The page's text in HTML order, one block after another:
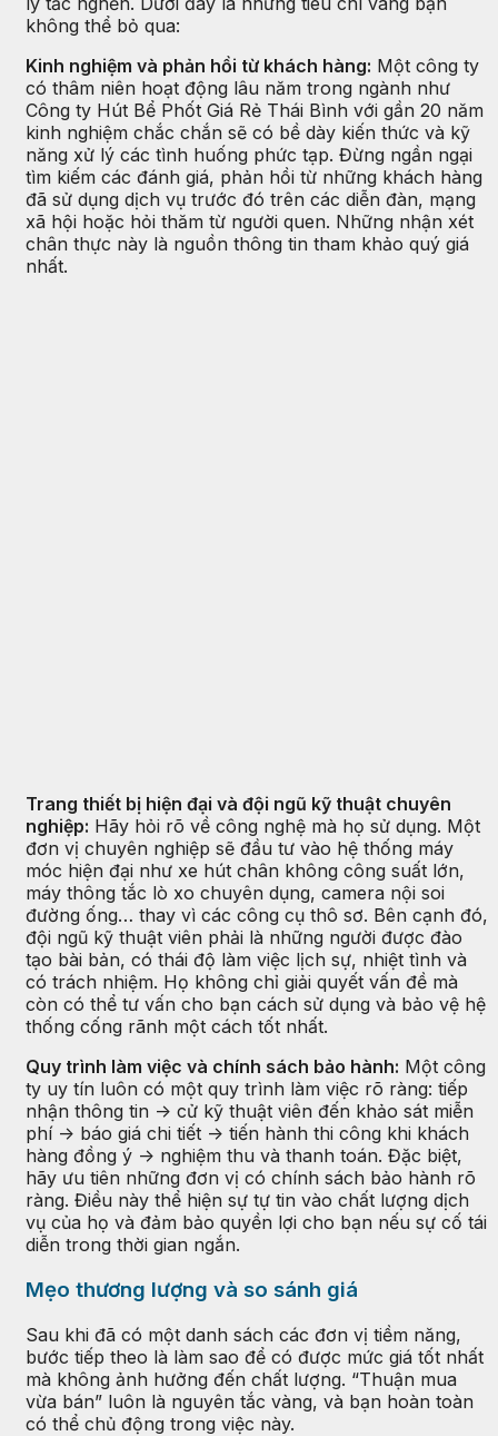
không thể bỏ qua:
Kinh nghiệm và phản hồi từ khách hàng: Một công ty
có thâm niên hoạt động lâu năm trong ngành như
Công ty Hút Bể Phốt Giá Rẻ Thái Bình với gần 20 năm
kinh nghiệm chắc chắn sẽ có bề dày kiến thức và kỹ
năng xử lý các tình huống phức tạp. Đừng ngần ngại
tìm kiếm các đánh giá, phản hồi từ những khách hàng
đã sử dụng dịch vụ trước đó trên các diễn đàn, mạng
xã hội hoặc hỏi thăm từ người quen. Những nhận xét
chân thực này là nguồn thông tin tham khảo quý giá
nhất.
Trang thiết bị hiện đại và đội ngũ kỹ thuật chuyên
nghiệp: Hãy hỏi rõ về công nghệ mà họ sử dụng. Một
đơn vị chuyên nghiệp sẽ đầu tư vào hệ thống máy
móc hiện đại như xe hút chân không công suất lớn,
máy thông tắc lò xo chuyên dụng, camera nội soi
đường ống… thay vì các công cụ thô sơ. Bên cạnh đó,
đội ngũ kỹ thuật viên phải là những người được đào
tạo bài bản, có thái độ làm việc lịch sự, nhiệt tình và
có trách nhiệm. Họ không chỉ giải quyết vấn đề mà
còn có thể tư vấn cho bạn cách sử dụng và bảo vệ hệ
thống cống rãnh một cách tốt nhất.
Quy trình làm việc và chính sách bảo hành: Một công
ty uy tín luôn có một quy trình làm việc rõ ràng: tiếp
nhận thông tin -> cử kỹ thuật viên đến khảo sát miễn
phí -> báo giá chi tiết -> tiến hành thi công khi khách
hàng đồng ý -> nghiệm thu và thanh toán. Đặc biệt,
hãy ưu tiên những đơn vị có chính sách bảo hành rõ
ràng. Điều này thể hiện sự tự tin vào chất lượng dịch
vụ của họ và đảm bảo quyền lợi cho bạn nếu sự cố tái
diễn trong thời gian ngắn.
Mẹo thương lượng và so sánh giá
Sau khi đã có một danh sách các đơn vị tiềm năng,
bước tiếp theo là làm sao để có được mức giá tốt nhất
mà không ảnh hưởng đến chất lượng. “Thuận mua
vừa bán” luôn là nguyên tắc vàng, và bạn hoàn toàn
có thể chủ động trong việc này.